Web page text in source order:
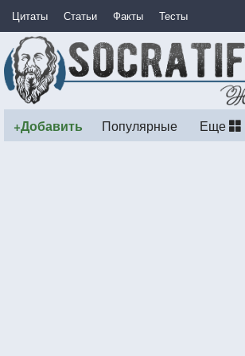
Цитаты Статьи Факты Тесты
+Добавить Популярные Еще